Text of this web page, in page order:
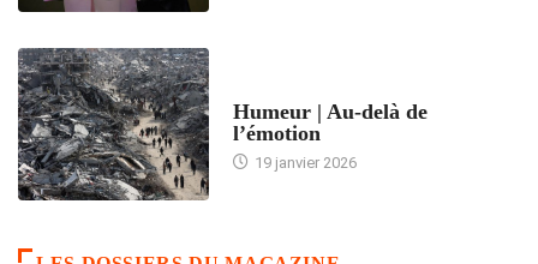
Humeur | Au-delà de
l’émotion
19 janvier 2026